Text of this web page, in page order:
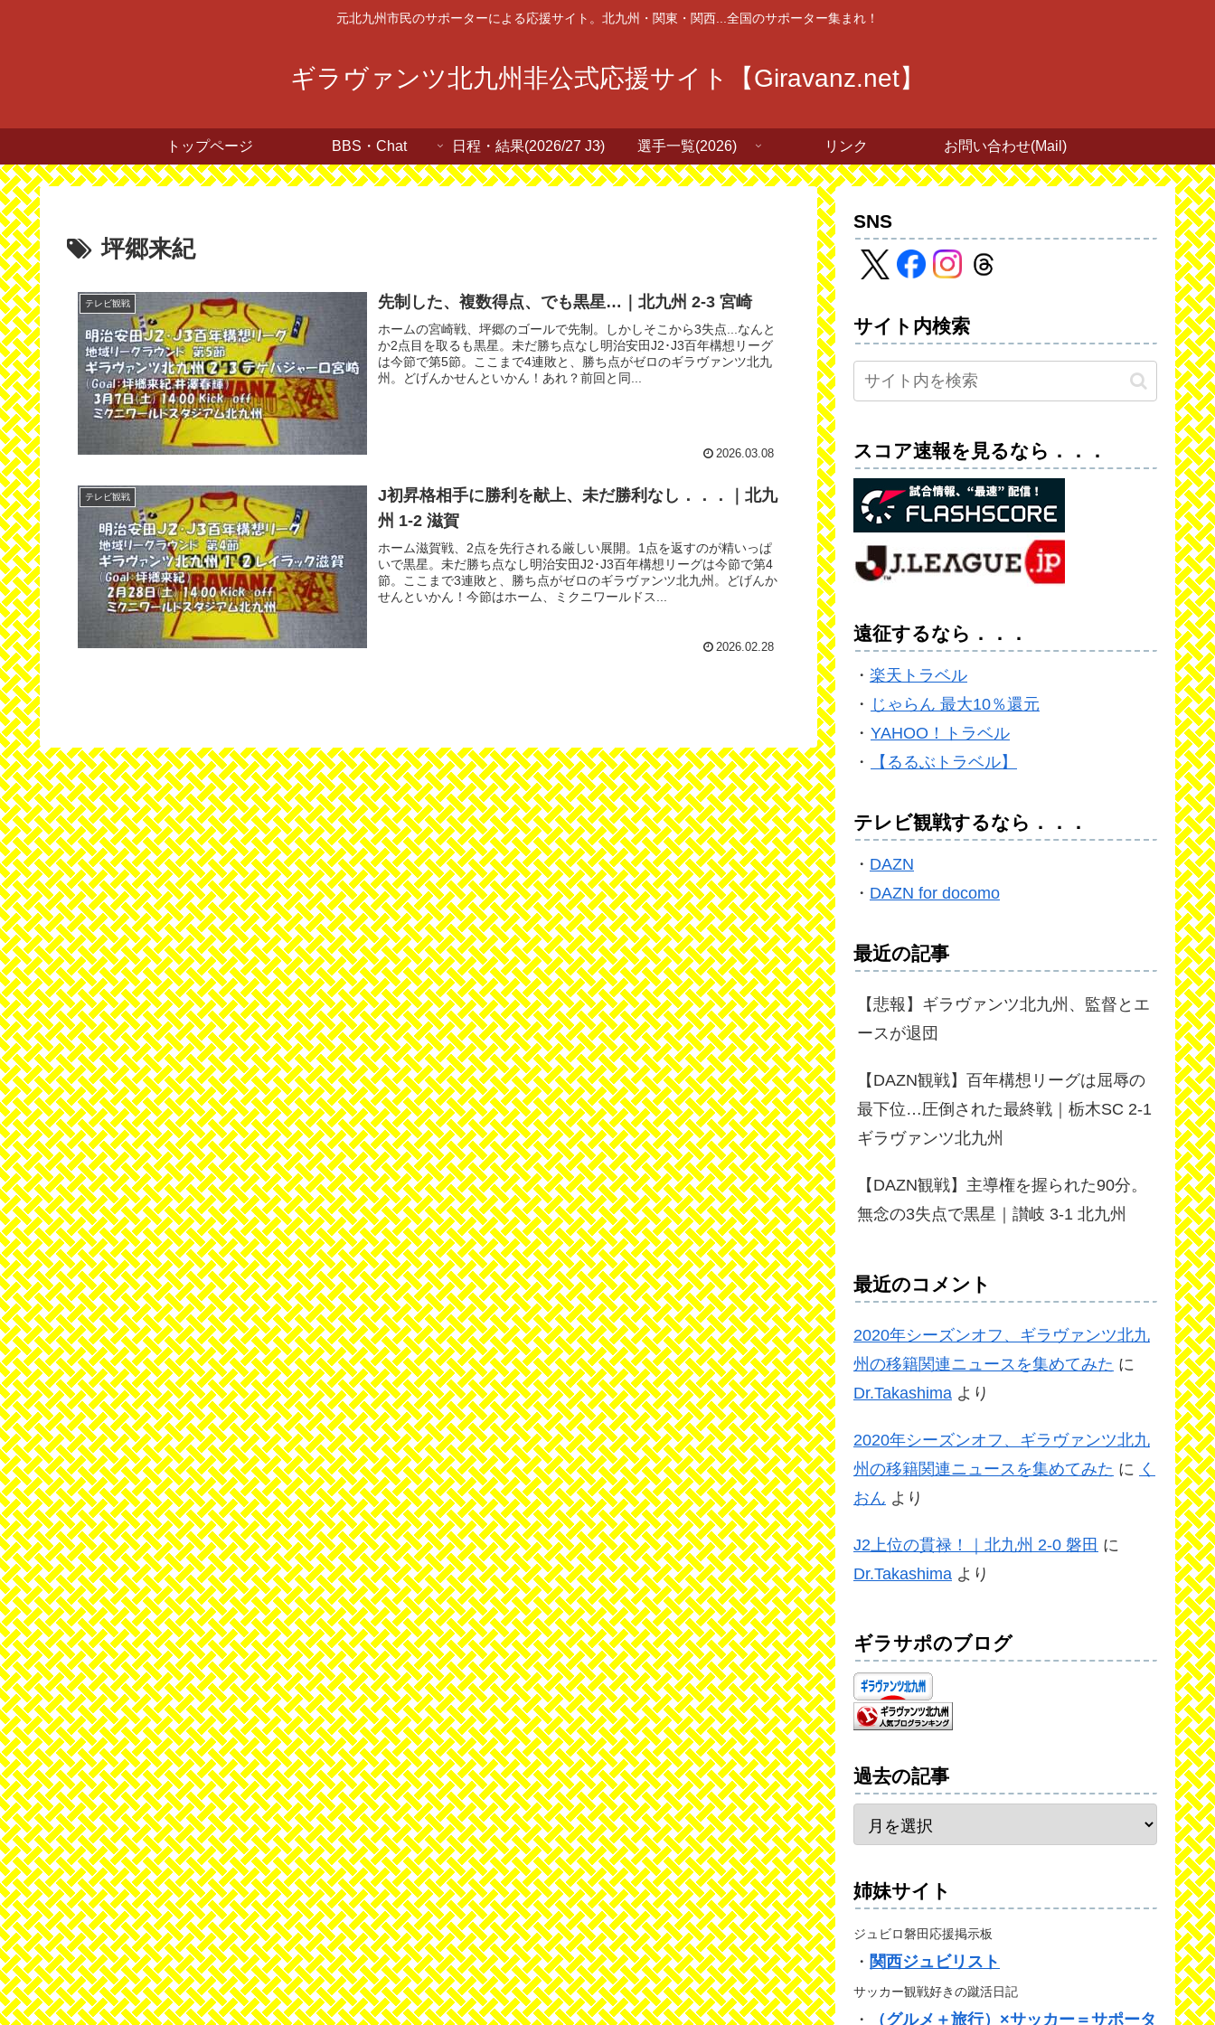
元北九州市民のサポーターによる応援サイト。北九州・関東・関西...全国のサポーター集まれ！
ギラヴァンツ北九州非公式応援サイト【Giravanz.net】
トップページ BBS・Chat 日程・結果(2026/27 J3) 選手一覧(2026) リンク お問い合わせ(Mail)
坪郷来紀
テレビ観戦 先制した、複数得点、でも黒星…｜北九州 2-3 宮崎
ホームの宮崎戦、坪郷のゴールで先制。しかしそこから3失点...なんと
か2点目を取るも黒星。未だ勝ち点なし明治安田J2･J3百年構想リーグ
は今節で第5節。ここまで4連敗と、勝ち点がゼロのギラヴァンツ北九
州。どげんかせんといかん！あれ？前回と同...
2026.03.08
テレビ観戦
J初昇格相手に勝利を献上、未だ勝利なし．．．｜北九
州 1-2 滋賀
ホーム滋賀戦、2点を先行される厳しい展開。1点を返すのが精いっぱ
いで黒星。未だ勝ち点なし明治安田J2･J3百年構想リーグは今節で第4
節。ここまで3連敗と、勝ち点がゼロのギラヴァンツ北九州。どげんか
せんといかん！今節はホーム、ミクニワールドス...
2026.02.28
SNS
サイト内検索
スコア速報を見るなら．．．
遠征するなら．．．
・ 楽天トラベル
・ じゃらん 最大10％還元
・ YAHOO！トラベル
・
【るるぶトラベル】
テレビ観戦するなら．．．
・ DAZN
・ DAZN for docomo
最近の記事
【悲報】ギラヴァンツ北九州、監督とエ
ースが退団
【DAZN観戦】百年構想リーグは屈辱の
最下位…圧倒された最終戦｜栃木SC 2-1
ギラヴァンツ北九州
【DAZN観戦】主導権を握られた90分。
無念の3失点で黒星｜讃岐 3-1 北九州
最近のコメント
2020年シーズンオフ、ギラヴァンツ北九
州の移籍関連ニュースを集めてみた に
Dr.Takashima より
2020年シーズンオフ、ギラヴァンツ北九
州の移籍関連ニュースを集めてみた に く
おん より
J2上位の貫禄！｜北九州 2-0 磐田 に
Dr.Takashima より
ギラサポのブログ
過去の記事
姉妹サイト
ジュビロ磐田応援掲示板
・ 関西ジュビリスト
サッカー観戦好きの蹴活日記
・ （グルメ＋旅行）×サッカー＝サポータ